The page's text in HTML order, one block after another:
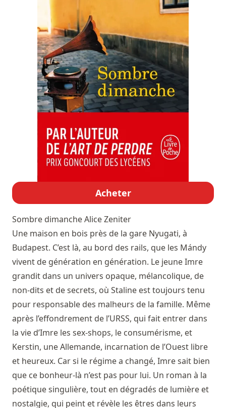
Acheter
Sombre dimancheAlice Zeniter
Une maison en bois près de la gare Nyugati, à
Budapest. C’est là, au bord des rails, que les Mándy
vivent de génération en génération. Le jeune Imre
grandit dans un univers opaque, mélancolique, de
non-dits et de secrets, où Staline est toujours tenu
pour responsable des malheurs de la famille. Même
après l’effondrement de l’URSS, qui fait entrer dans
la vie d’Imre les sex-shops, le consumérisme, et
Kerstin, une Allemande, incarnation de l’Ouest libre
et heureux. Car si le régime a changé, Imre sait bien
que ce bonheur-là n’est pas pour lui. Un roman à la
poétique singulière, tout en dégradés de lumière et
nostalgie, qui peint et révèle les êtres dans leurs